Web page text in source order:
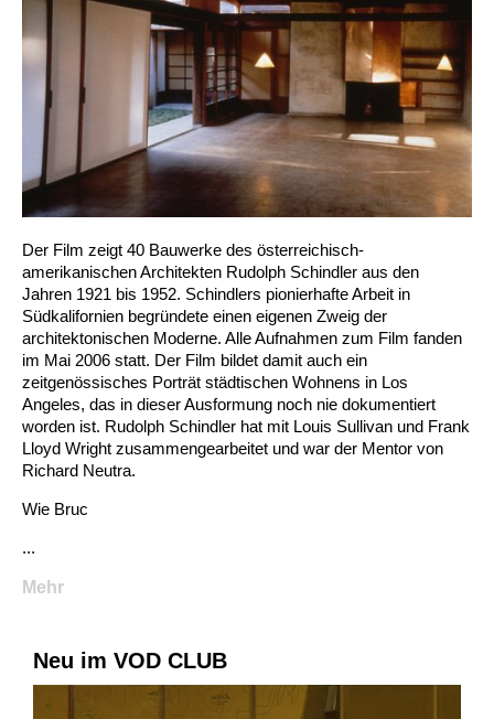
Der Film zeigt 40 Bauwerke des österreichisch-
amerikanischen Architekten Rudolph Schindler aus den
Jahren 1921 bis 1952. Schindlers pionierhafte Arbeit in
Südkalifornien begründete einen eigenen Zweig der
architektonischen Moderne. Alle Aufnahmen zum Film fanden
im Mai 2006 statt. Der Film bildet damit auch ein
zeitgenössisches Porträt städtischen Wohnens in Los
Angeles, das in dieser Ausformung noch nie dokumentiert
worden ist. Rudolph Schindler hat mit Louis Sullivan und Frank
Lloyd Wright zusammengearbeitet und war der Mentor von
Richard Neutra.
Wie Bruc
...
Mehr
Neu im VOD CLUB